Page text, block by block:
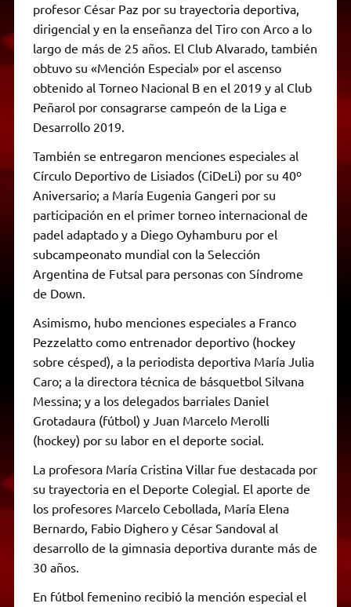
profesor César Paz por su trayectoria deportiva,
dirigencial y en la enseñanza del Tiro con Arco a lo
largo de más de 25 años. El Club Alvarado, también
obtuvo su «Mención Especial» por el ascenso
obtenido al Torneo Nacional B en el 2019 y al Club
Peñarol por consagrarse campeón de la Liga e
Desarrollo 2019.
También se entregaron menciones especiales al
Círculo Deportivo de Lisiados (CiDeLi) por su 40º
Aniversario; a María Eugenia Gangeri por su
participación en el primer torneo internacional de
padel adaptado y a Diego Oyhamburu por el
subcampeonato mundial con la Selección
Argentina de Futsal para personas con Síndrome
de Down.
Asimismo, hubo menciones especiales a Franco
Pezzelatto como entrenador deportivo (hockey
sobre césped), a la periodista deportiva María Julia
Caro; a la directora técnica de básquetbol Silvana
Messina; y a los delegados barriales Daniel
Grotadaura (fútbol) y Juan Marcelo Merolli
(hockey) por su labor en el deporte social.
La profesora María Cristina Villar fue destacada por
su trayectoria en el Deporte Colegial. El aporte de
los profesores Marcelo Cebollada, María Elena
Bernardo, Fabio Dighero y César Sandoval al
desarrollo de la gimnasia deportiva durante más de
30 años.
En fútbol femenino recibió la mención especial el